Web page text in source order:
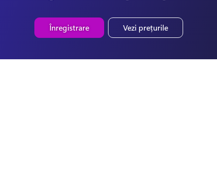
Înregistrare Vezi prețurile